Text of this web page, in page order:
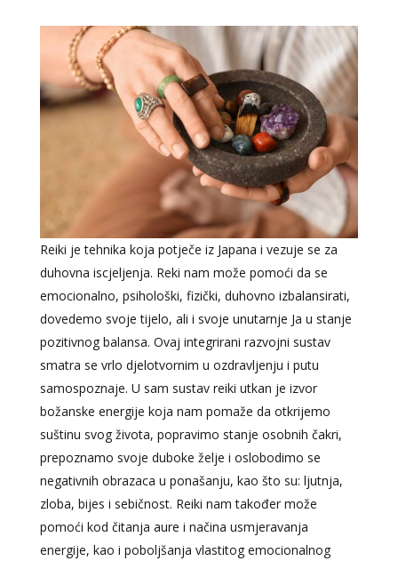
Reiki je tehnika koja potječe iz Japana i vezuje se za
duhovna iscjeljenja. Reki nam može pomoći da se
emocionalno, psihološki, fizički, duhovno izbalansirati,
dovedemo svoje tijelo, ali i svoje unutarnje Ja u stanje
pozitivnog balansa. Ovaj integrirani razvojni sustav
smatra se vrlo djelotvornim u ozdravljenju i putu
samospoznaje. U sam sustav reiki utkan je izvor
božanske energije koja nam pomaže da otkrijemo
suštinu svog života, popravimo stanje osobnih čakri,
prepoznamo svoje duboke želje i oslobodimo se
negativnih obrazaca u ponašanju, kao što su: ljutnja,
zloba, bijes i sebičnost. Reiki nam također može
pomoći kod čitanja aure i načina usmjeravanja
energije, kao i poboljšanja vlastitog emocionalnog